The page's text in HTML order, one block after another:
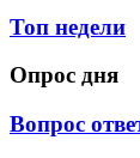
Топ недели
Опрос дня
Вопрос